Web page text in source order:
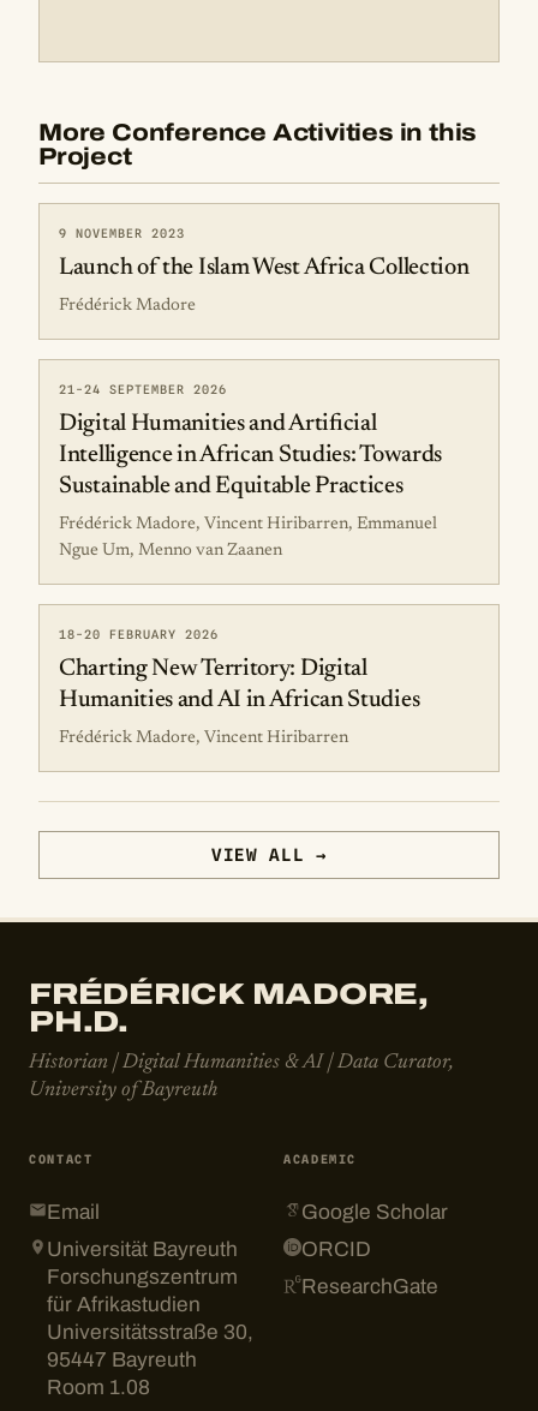
More Conference Activities in this
Project
9 NOVEMBER 2023
Launch of the Islam West Africa Collection
Frédérick Madore
21-24 SEPTEMBER 2026
Digital Humanities and Artificial
Intelligence in African Studies: Towards
Sustainable and Equitable Practices
Frédérick Madore, Vincent Hiribarren, Emmanuel
Ngue Um, Menno van Zaanen
18-20 FEBRUARY 2026
Charting New Territory: Digital
Humanities and AI in African Studies
Frédérick Madore, Vincent Hiribarren
VIEW ALL →
FRÉDÉRICK MADORE,
PH.D.
Historian | Digital Humanities & AI | Data Curator,
University of Bayreuth
CONTACT
Email
Universität Bayreuth
Forschungszentrum
für Afrikastudien
Universitätsstraße 30,
95447 Bayreuth
Room 1.08
ACADEMIC
Google Scholar
ORCID
ResearchGate